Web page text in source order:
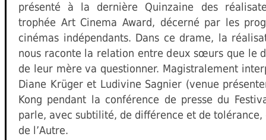
présenté à la dernière Quinzaine des
trophée Art Cinema Award, décerné par les
cinémas indépendants. Dans ce drame, la
nous raconte la relation entre deux sœurs que le
de leur mère va questionner. Magistralement
Diane Krüger et Ludivine Sagnier (venue
Kong pendant la conférence de presse du
parle, avec subtilité, de différence et de tolérance,
de l’Autre.